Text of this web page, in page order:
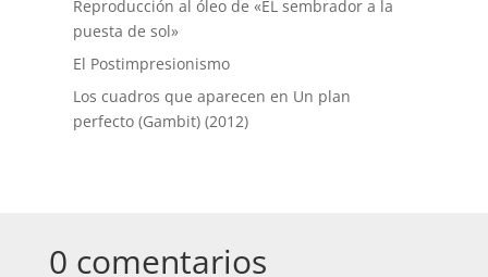
Reproducción al óleo de «EL sembrador a la
puesta de sol»
El Postimpresionismo
Los cuadros que aparecen en Un plan
perfecto (Gambit) (2012)
0 comentarios